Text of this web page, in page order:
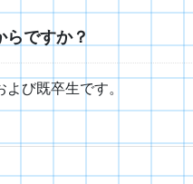
らですか？
び既卒生です。